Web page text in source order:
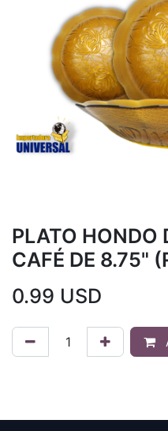
PLATO HONDO
CAFÉ DE 8.75"
0.99 USD